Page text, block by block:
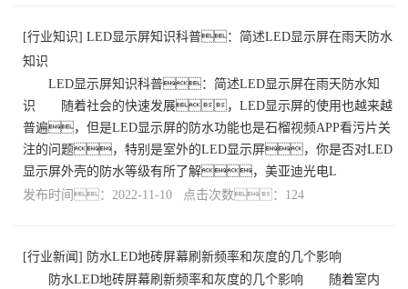
[行业知识] LED显示屏知识科普：简述LED显示屏在雨天防水
知识
LED显示屏知识科普：简述LED显示屏在雨天防水知
识 随着社会的快速发展，LED显示屏的使用也越来越
普遍，但是LED显示屏的防水功能也是石榴视频APP看污片关
注的问题，特别是室外的LED显示屏，你是否对LED
显示屏外壳的防水等级有所了解，美亚迪光电L
发布时间：2022-11-10 点击次数：124
[行业新闻 ] 防水LED地砖屏幕刷新频率和灰度的几个影响
防水LED地砖屏幕刷新频率和灰度的几个影响 随着室内